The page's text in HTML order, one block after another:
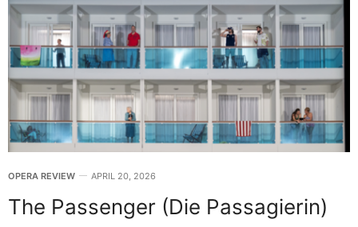
OPERA REVIEW APRIL 20, 2026
The Passenger (Die Passagierin)